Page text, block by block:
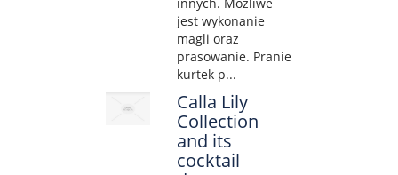
jest wykonanie
magli oraz
prasowanie. Pranie
kurtek p...
Calla Lily
Collection
and its
cocktail